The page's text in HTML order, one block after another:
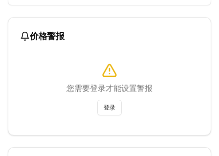
价格警报
您需要登录才能设置警报
登录